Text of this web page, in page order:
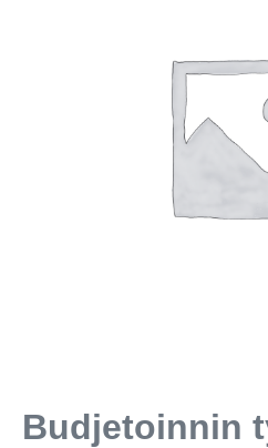
Budjetoinnin